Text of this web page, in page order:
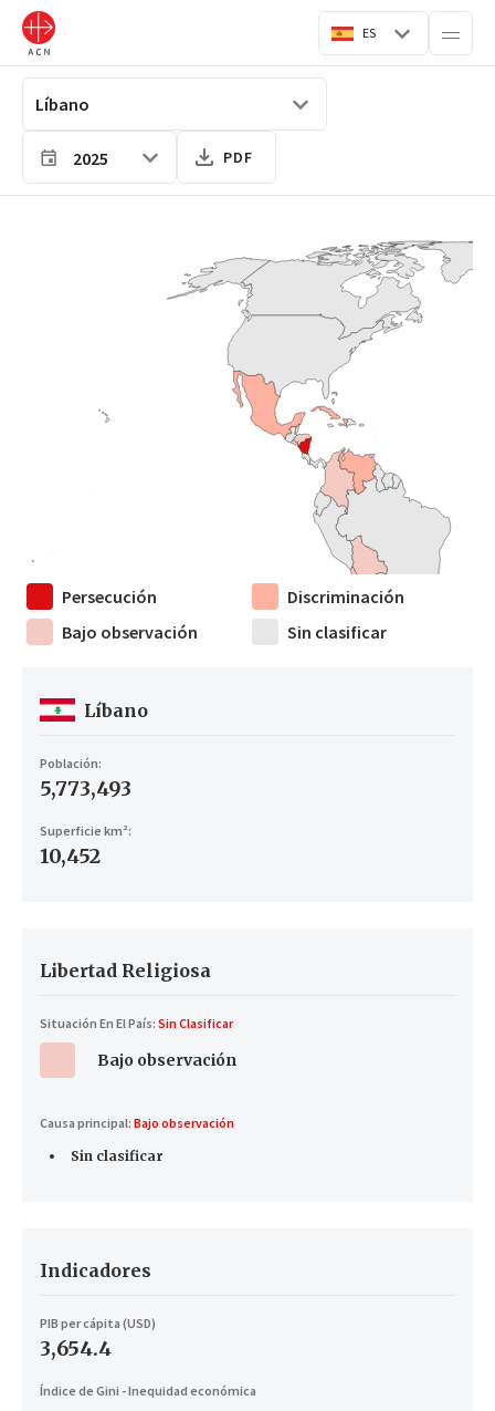
ES
2025 PDF
Persecución
Discriminación
Bajo observación
Sin clasificar
Líbano
Población:
5,773,493
Superficie km²:
10,452
Libertad Religiosa
Situación En El País: Sin Clasificar
Bajo observación
Causa principal: Bajo observación
Sin clasificar
Indicadores
PIB per cápita (USD)
3,654.4
Índice de Gini - Inequidad económica